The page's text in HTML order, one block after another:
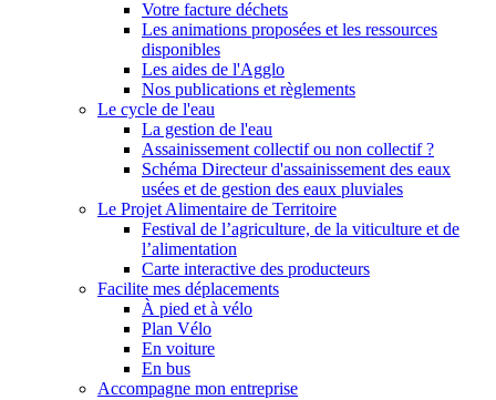
Votre facture déchets
Les animations proposées et les ressources
disponibles
Les aides de l'Agglo
Nos publications et règlements
Le cycle de l'eau
La gestion de l'eau
Assainissement collectif ou non collectif ?
Schéma Directeur d'assainissement des eaux
usées et de gestion des eaux pluviales
Le Projet Alimentaire de Territoire
Festival de l’agriculture, de la viticulture et de
l’alimentation
Carte interactive des producteurs
Facilite mes déplacements
À pied et à vélo
Plan Vélo
En voiture
En bus
Accompagne mon entreprise